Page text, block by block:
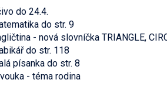
do 24.4.
do str. 9
- nová slovníčka TRIANGLE,
do str. 118
písanka do str. 8
- téma rodina